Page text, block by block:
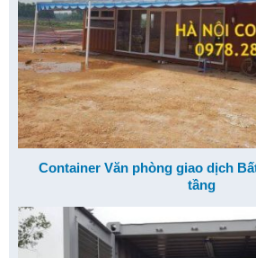
Container Văn phòng giao dịch
tầng